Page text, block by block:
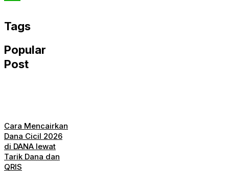
Tags
Popular
Post
Cara Mencairkan
Dana Cicil 2026
di DANA lewat
Tarik Dana dan
QRIS